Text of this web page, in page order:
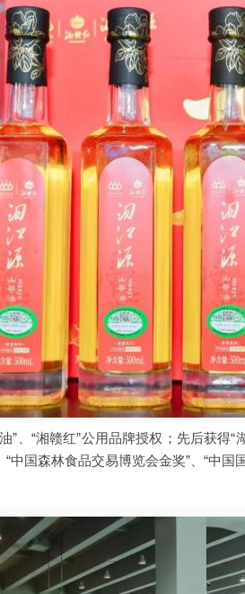
”、“湘赣红”公用品牌授权；先后获得
“中国森林食品交易博览会金奖”、“中